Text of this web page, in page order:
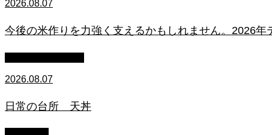
2026.08.07
今後の米作りを力強く支えるかもしれません。2026
2026.08.07
日常の台所 天丼